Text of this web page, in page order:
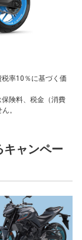
率10％に基づく価
険料、税金（消費
。
キャンペー